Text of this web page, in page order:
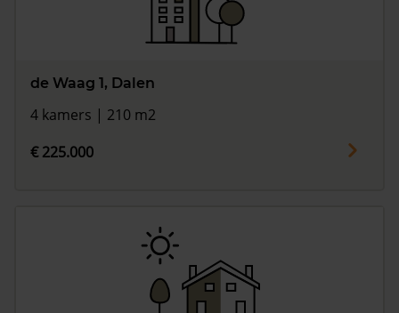
de Waag 1, Dalen
4 kamers | 210 m2
€ 225.000